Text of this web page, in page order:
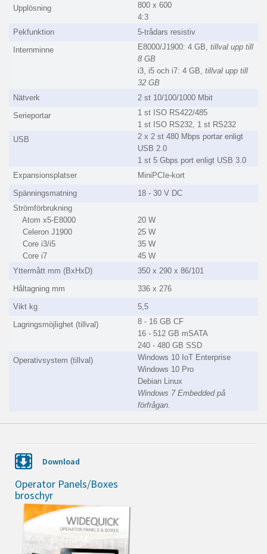
Upplösning
800 x 600
4:3
Pekfunktion
5-trådars resistiv
Internminne
E8000/J1900: 4 GB, tillval upp till
8 GB
i3, i5 och i7: 4 GB,tillval upp till
32 GB
Nätverk
2 st 10/100/1000 Mbit
Serieportar
1 st ISO RS422/485
1 st ISO RS232, 1 st RS232
USB
2 x 2 st 480 Mbps portar enligt
USB 2.0
1 st 5 Gbps port enligt USB 3.0
Expansionsplatser
MiniPCIe-kort
Spänningsmatning
18 - 30 V DC
Strömförbrukning
Atom x5-E8000
Celeron J1900
Core i3/i5
Core i7
20 W
25 W
35 W
45 W
Yttermått mm (BxHxD)
350 x 290 x 86/101
Håltagning mm
336 x 276
Vikt kg
5,5
Lagringsmöjlighet (tillval)
8 - 16 GB CF
16 - 512 GB mSATA
240 - 480 GB SSD
Operativsystem (tillval)
Windows 10 IoT Enterprise
Windows 10 Pro
Debian Linux
Windows 7 Embedded på
förfrågan.
Download
Operator Panels/Boxes
broschyr